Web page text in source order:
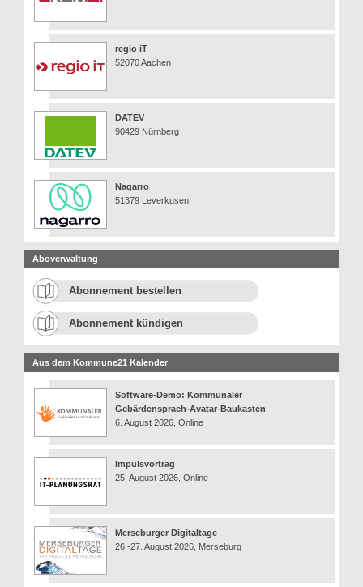
regio iT
52070 Aachen
DATEV
90429 Nürnberg
Nagarro
51379 Leverkusen
Aboverwaltung
Abonnement bestellen
Abonnement kündigen
Aus dem Kommune21 Kalender
Software-Demo: Kommunaler
Gebärdensprach-Avatar-Baukasten
6. August 2026, Online
Impulsvortrag
25. August 2026, Online
Merseburger Digitaltage
26.-27. August 2026, Merseburg